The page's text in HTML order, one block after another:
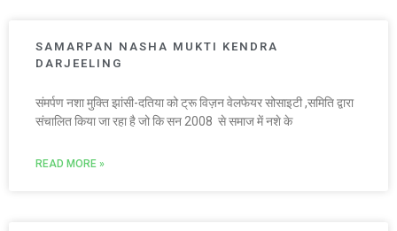
SAMARPAN NASHA MUKTI KENDRA
DARJEELING
संमर्पण नशा मुक्ति झांसी-दतिया को ट्रू विज़न वेलफेयर सोसाइटी ,समिति द्वारा
संचालित किया जा रहा है जो कि सन 2008 से समाज में नशे के
READ MORE »